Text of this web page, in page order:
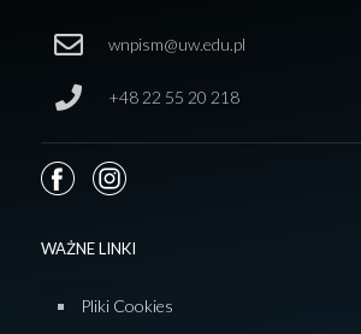
wnpism@uw.edu.pl
+48 22 55 20 218
WAŻNE LINKI
Pliki Cookies